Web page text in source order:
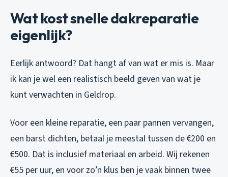
Wat kost snelle dakreparatie
eigenlijk?
Eerlijk antwoord? Dat hangt af van wat er mis is. Maar
ik kan je wel een realistisch beeld geven van wat je
kunt verwachten in Geldrop.
Voor een kleine reparatie, een paar pannen vervangen,
een barst dichten, betaal je meestal tussen de €200 en
€500. Dat is inclusief materiaal en arbeid. Wij rekenen
€55 per uur, en voor zo’n klus ben je vaak binnen twee